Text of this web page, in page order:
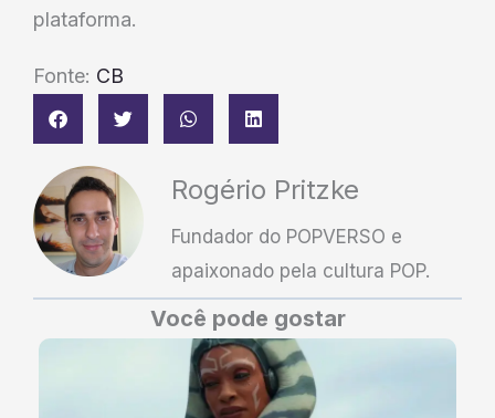
plataforma.
Fonte: CB
Rogério Pritzke
Fundador do POPVERSO e
apaixonado pela cultura POP.
Você pode gostar